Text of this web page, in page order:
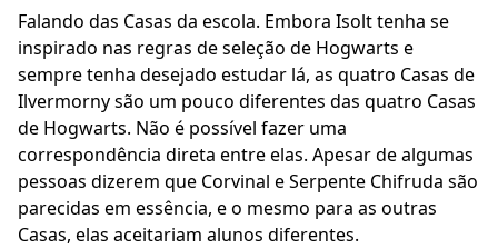
Falando das Casas da escola. Embora Isolt tenha se
inspirado nas regras de seleção de Hogwarts e
sempre tenha desejado estudar lá, as quatro Casas de
Ilvermorny são um pouco diferentes das quatro Casas
de Hogwarts. Não é possível fazer uma
correspondência direta entre elas. Apesar de algumas
pessoas dizerem que Corvinal e Serpente Chifruda são
parecidas em essência, e o mesmo para as outras
Casas, elas aceitariam alunos diferentes.